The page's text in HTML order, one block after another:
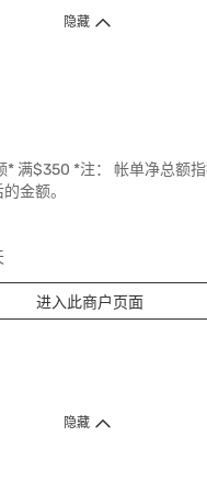
隐藏
* 满$350 *注： 帐单净总额
金额。
进入此商户页面
例规管产品除外 ）
隐藏